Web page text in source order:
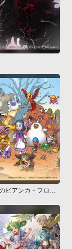
ビアンカ・フロー